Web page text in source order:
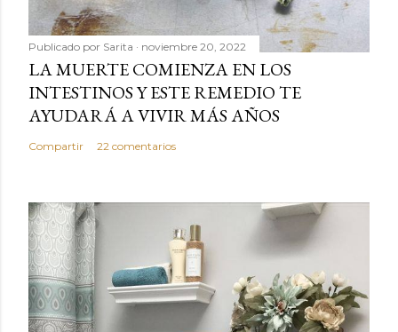
Publicado por Sarita noviembre 20, 2022
LA MUERTE COMIENZA EN LOS
INTESTINOS Y ESTE REMEDIO TE
AYUDARÁ A VIVIR MÁS AÑOS
Compartir 22 comentarios